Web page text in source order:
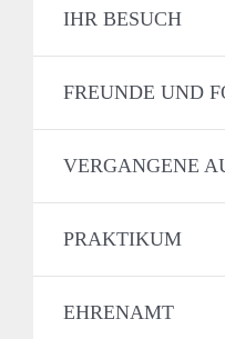
IHR BESUCH
FREUNDE UND
VERGANGENE
PRAKTIKUM
EHRENAMT